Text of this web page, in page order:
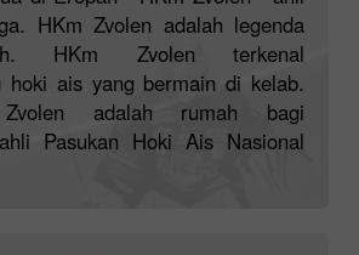
HKm Zvolen adalah legenda
HKm Zvolen terkenal
hoki ais yang bermain di kelab.
adalah rumah bagi
Pasukan Hoki Ais Nasional